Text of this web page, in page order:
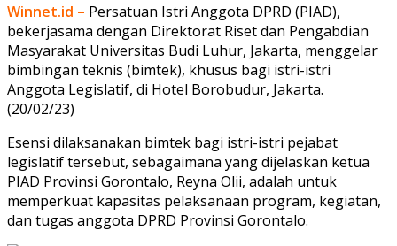
Winnet.id – Persatuan Istri Anggota DPRD (PIAD),
bekerjasama dengan Direktorat Riset dan Pengabdian
Masyarakat Universitas Budi Luhur, Jakarta, menggelar
bimbingan teknis (bimtek), khusus bagi istri-istri
Anggota Legislatif, di Hotel Borobudur, Jakarta.
(20/02/23)
Esensi dilaksanakan bimtek bagi istri-istri pejabat
legislatif tersebut, sebagaimana yang dijelaskan ketua
PIAD Provinsi Gorontalo, Reyna Olii, adalah untuk
memperkuat kapasitas pelaksanaan program, kegiatan,
dan tugas anggota DPRD Provinsi Gorontalo.